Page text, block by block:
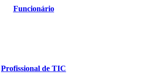
Funcionário
Profissional de TIC